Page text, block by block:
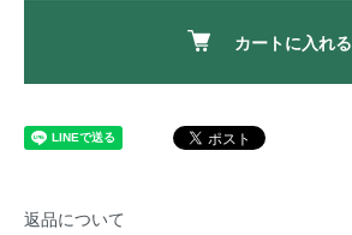
カートに入れる
返品について